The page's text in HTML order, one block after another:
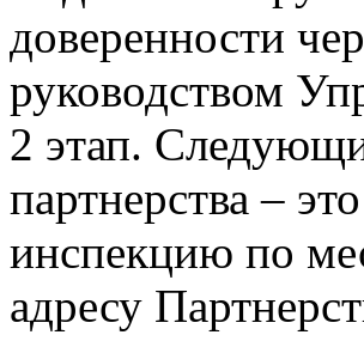
доверенности
руководством
2 этап.
партнерства –
инспекцию по
адресу